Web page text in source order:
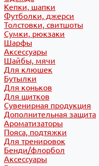
Кепки, шапки
Футболки, джерси
Толстовки, свитшоты
Сумки, рюкзаки
Шарфы
Аксессуары
Шайбы, мячи
Для клюшек
Бутылки
Для коньков
Для щитков
Сувенирная продукция
Дополнительная защита
Ароматизаторы
Пояса, подтяжки
Для тренировок
Бенди/флорбол
Аксессуары